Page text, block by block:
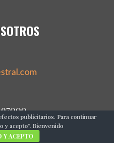
publicitarios. Para continuar
y acepto". Bienvenido
Y ACEPTO